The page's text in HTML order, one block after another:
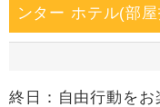
ンター ホテル(部
終日：自由行動をお